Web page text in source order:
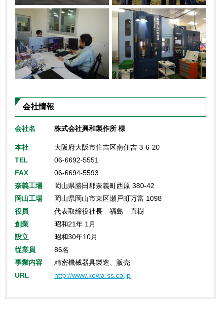
会社情報
会社名 株式会社興和製作所 様
本社
大阪府大阪市住吉区南住吉 3-6-20
TEL
06-6692-5551
FAX
06-6694-5593
奈義工場
岡山県勝田郡奈義町西原 380-42
岡山工場
岡山県岡山市東区瀬戸町万富 1098
役員
代表取締役社長 福島 直樹
創業
昭和21年 1月
設立
昭和30年10月
従業員
86名
事業内容
精密機械器具製造、販売
URL
http://www.kowa-ss.co.jp